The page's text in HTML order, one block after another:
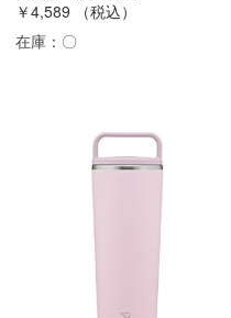
￥4,589
（税込）
在庫： 〇